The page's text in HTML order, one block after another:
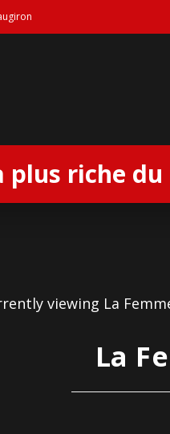
plus riche
La